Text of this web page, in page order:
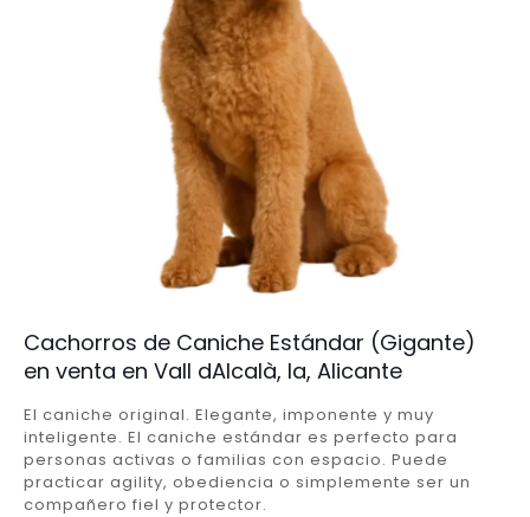
Cachorros de Caniche Estándar (Gigante)
en venta en Vall dAlcalà, la, Alicante
El caniche original. Elegante, imponente y muy
inteligente. El caniche estándar es perfecto para
personas activas o familias con espacio. Puede
practicar agility, obediencia o simplemente ser un
compañero fiel y protector.